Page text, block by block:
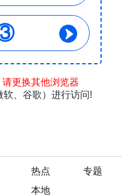
热点
专题
本地